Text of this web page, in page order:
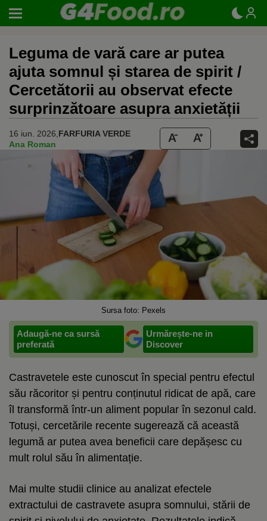
Leguma de vară care ar putea
ajuta somnul și starea de spirit /
Cercetătorii au observat efecte
surprinzătoare asupra anxietății
16 iun. 2026, FARFURIA VERDE
Ana Roman
Sursa foto: Pexels
Adaugă-ne ca sursă
preferată
Urmărește-ne in
Discover
Castravetele este cunoscut în special pentru efectul
său răcoritor și pentru conținutul ridicat de apă, care
îl transformă într-un aliment popular în sezonul cald.
Totuși, cercetările recente sugerează că această
legumă ar putea avea beneficii care depășesc cu
mult rolul său în alimentație.
Mai multe studii clinice au analizat efectele
extractului de castravete asupra somnului, stării de